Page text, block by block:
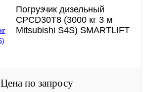
Погрузчик дизельный
CPCD30T8 (3000 кг 3 м
Mitsubishi S4S) SMARTLIFT
Цена по запросу